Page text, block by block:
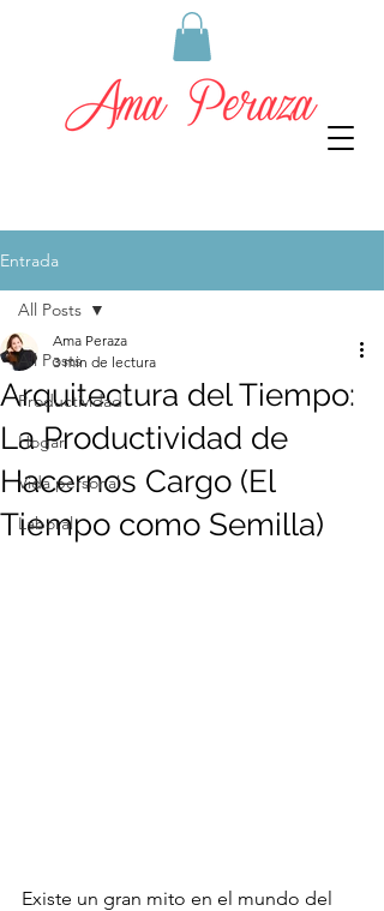
Entrada
All Posts
Productividad
Hogar
Vida personal
Laboral
All Posts
Arquitectura del Tiempo:
La Productividad de
Hacernos Cargo (El
Tiempo como Semilla)
Ama Peraza
3 min de lectura
Existe un gran mito en el mundo del